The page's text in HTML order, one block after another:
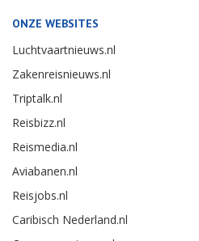
ONZE WEBSITES
Luchtvaartnieuws.nl
Zakenreisnieuws.nl
Triptalk.nl
Reisbizz.nl
Reismedia.nl
Aviabanen.nl
Reisjobs.nl
Caribisch Nederland.nl